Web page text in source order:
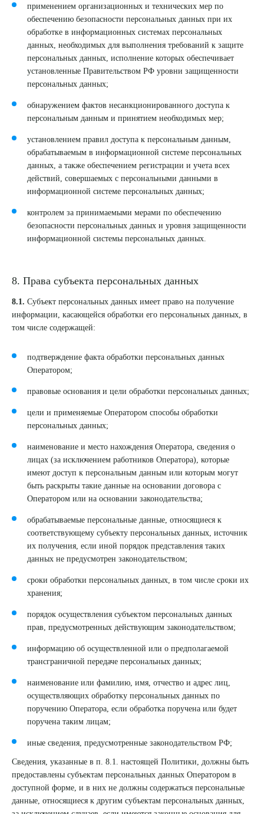
применением организационных и технических мер по
обеспечению безопасности персональных данных при их
обработке в информационных системах персональных
данных, необходимых для выполнения требований к защите
персональных данных, исполнение которых обеспечивает
установленные Правительством РФ уровни защищенности
персональных данных;
обнаружением фактов несанкционированного доступа к
персональным данным и принятием необходимых мер;
установлением правил доступа к персональным данным,
обрабатываемым в информационной системе персональных
данных, а также обеспечением регистрации и учета всех
действий, совершаемых с персональными данными в
информационной системе персональных данных;
контролем за принимаемыми мерами по обеспечению
безопасности персональных данных и уровня защищенности
информационной системы персональных данных.
8. Права субъекта персональных данных
8.1. Субъект персональных данных имеет право на получение
информации, касающейся обработки его персональных данных, в
том числе содержащей:
подтверждение факта обработки персональных данных
Оператором;
правовые основания и цели обработки персональных данных;
цели и применяемые Оператором способы обработки
персональных данных;
наименование и место нахождения Оператора, сведения о
лицах (за исключением работников Оператора), которые
имеют доступ к персональным данным или которым могут
быть раскрыты такие данные на основании договора с
Оператором или на основании законодательства;
обрабатываемые персональные данные, относящиеся к
соответствующему субъекту персональных данных, источник
их получения, если иной порядок представления таких
данных не предусмотрен законодательством;
сроки обработки персональных данных, в том числе сроки их
хранения;
порядок осуществления субъектом персональных данных
прав, предусмотренных действующим законодательством;
информацию об осуществленной или о предполагаемой
трансграничной передаче персональных данных;
наименование или фамилию, имя, отчество и адрес лиц,
осуществляющих обработку персональных данных по
поручению Оператора, если обработка поручена или будет
поручена таким лицам;
иные сведения, предусмотренные законодательством РФ;
Сведения, указанные в п. 8.1. настоящей Политики, должны быть
предоставлены субъектам персональных данных Оператором в
доступной форме, и в них не должны содержаться персональные
данные, относящиеся к другим субъектам персональных данных,